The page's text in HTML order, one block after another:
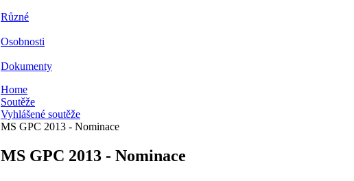
Různé
Osobnosti
Dokumenty
Home
Soutěže
Vyhlášené soutěže
MS GPC 2013 - Nominace
MS GPC 2013 - Nominace